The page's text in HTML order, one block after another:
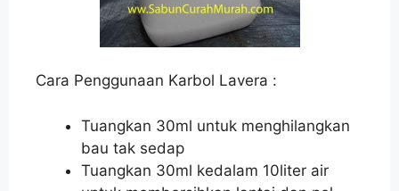
Cara Penggunaan Karbol Lavera :
Tuangkan 30ml untuk menghilangkan
bau tak sedap
Tuangkan 30ml kedalam 10liter air